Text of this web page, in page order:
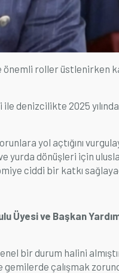
roller üstlenirken
denizcilikte 2025
yol açtığını
ve yurda dönüşleri için
ciddi bir katkı
Üyesi ve Başkan
bir durum halini
çalışmak